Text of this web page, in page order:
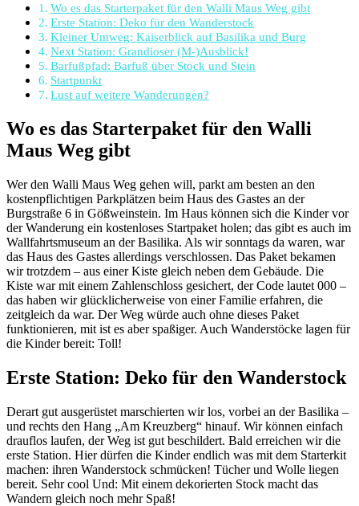
Wo es das Starterpaket für den Walli Maus Weg gibt
Erste Station: Deko für den Wanderstock
Kleiner Umweg: Kaiserblick auf Basilika und Burg
Next Station: Grandioser (M-)Ausblick!
Barfußpfad: Barfuß über Stock und Stein
Startpunkt
Lust auf weitere Wanderungen?
Wo es das Starterpaket für den Walli
Maus Weg gibt
Wer den Walli Maus Weg gehen will, parkt am besten an den
kostenpflichtigen Parkplätzen beim Haus des Gastes an der
Burgstraße 6 in Gößweinstein. Im Haus können sich die Kinder vor
der Wanderung ein kostenloses Startpaket holen; das gibt es auch im
Wallfahrtsmuseum an der Basilika. Als wir sonntags da waren, war
das Haus des Gastes allerdings verschlossen. Das Paket bekamen
wir trotzdem – aus einer Kiste gleich neben dem Gebäude. Die
Kiste war mit einem Zahlenschloss gesichert, der Code lautet 000 –
das haben wir glücklicherweise von einer Familie erfahren, die
zeitgleich da war. Der Weg würde auch ohne dieses Paket
funktionieren, mit ist es aber spaßiger. Auch Wanderstöcke lagen für
die Kinder bereit: Toll!
Erste Station: Deko für den Wanderstock
Derart gut ausgerüstet marschierten wir los, vorbei an der Basilika –
und rechts den Hang „Am Kreuzberg“ hinauf. Wir können einfach
drauflos laufen, der Weg ist gut beschildert. Bald erreichen wir die
erste Station. Hier dürfen die Kinder endlich was mit dem Starterkit
machen: ihren Wanderstock schmücken! Tücher und Wolle liegen
bereit. Sehr cool Und: Mit einem dekorierten Stock macht das
Wandern gleich noch mehr Spaß!